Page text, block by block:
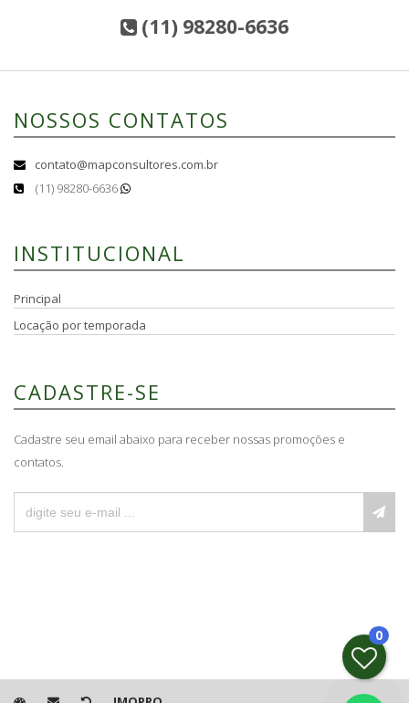
(11) 98280-6636
NOSSOS CONTATOS
contato@mapconsultores.com.br
(11) 98280-6636
INSTITUCIONAL
Principal
Locação por temporada
CADASTRE-SE
Cadastre seu email abaixo para receber nossas promoções e
contatos.
0